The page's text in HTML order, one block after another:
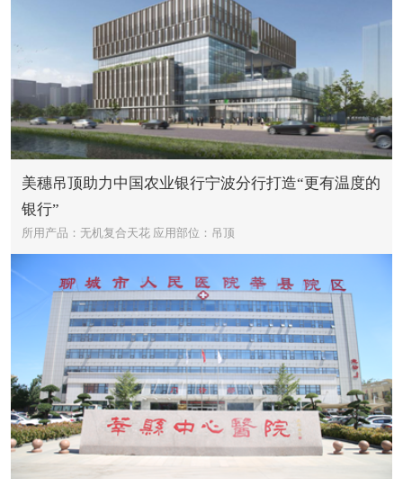
美穗吊顶助力中国农业银行宁波分行打造“更有温度的
银行”
所用产品：无机复合天花 应用部位：吊顶